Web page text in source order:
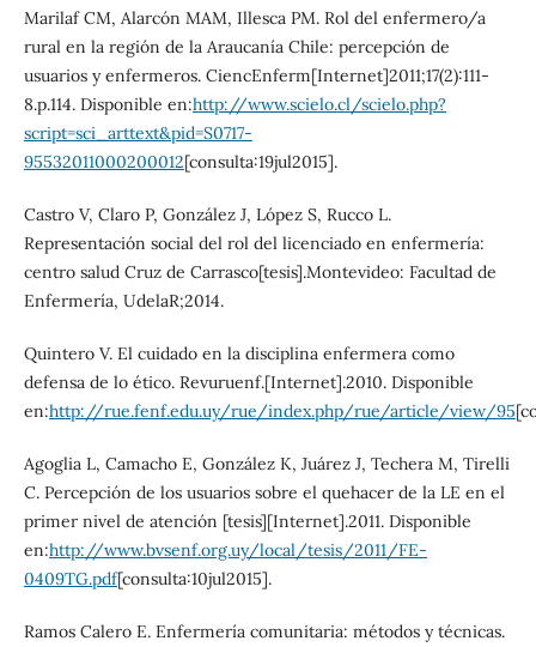
Marilaf CM, Alarcón MAM, Illesca PM. Rol del enfermero/a
rural en la región de la Araucanía Chile: percepción de
usuarios y enfermeros. CiencEnferm[Internet]2011;17(2):111-
8.p.114. Disponible en:http://www.scielo.cl/scielo.php?
script=sci_arttext&pid=S0717-
95532011000200012[consulta:19jul2015].
Castro V, Claro P, González J, López S, Rucco L.
Representación social del rol del licenciado en enfermería:
centro salud Cruz de Carrasco[tesis].Montevideo: Facultad de
Enfermería, UdelaR;2014.
Quintero V. El cuidado en la disciplina enfermera como
defensa de lo ético. Revuruenf.[Internet].2010. Disponible
en:http://rue.fenf.edu.uy/rue/index.php/rue/article/view/95
Agoglia L, Camacho E, González K, Juárez J, Techera M, Tirelli
C. Percepción de los usuarios sobre el quehacer de la LE en el
primer nivel de atención [tesis][Internet].2011. Disponible
en:http://www.bvsenf.org.uy/local/tesis/2011/FE-
0409TG.pdf[consulta:10jul2015].
Ramos Calero E. Enfermería comunitaria: métodos y técnicas.